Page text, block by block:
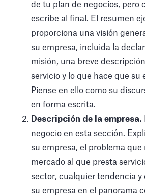
de tu plan de negocios, pero
escribe al final. El resumen
proporciona una visión
su empresa, incluida la
misión, una breve
servicio y lo que hace que su
Piense en ello como su
en forma escrita.
Descripción de la empresa.
negocio en esta sección.
su empresa, el problema que
mercado al que presta
sector, cualquier tendencia y
su empresa en el panorama